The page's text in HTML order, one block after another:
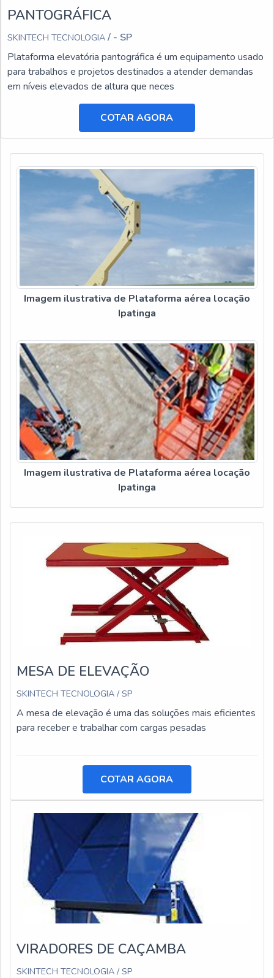
PANTOGRÁFICA
SKINTECH TECNOLOGIA / - SP
Plataforma elevatória pantográfica é um equipamento usado
para trabalhos e projetos destinados a atender demandas
em níveis elevados de altura que neces
COTAR AGORA
Imagem ilustrativa de Plataforma aérea locação
Ipatinga
Imagem ilustrativa de Plataforma aérea locação
Ipatinga
MESA DE ELEVAÇÃO
SKINTECH TECNOLOGIA / SP
A mesa de elevação é uma das soluções mais eficientes
para receber e trabalhar com cargas pesadas
COTAR AGORA
VIRADORES DE CAÇAMBA
SKINTECH TECNOLOGIA / SP